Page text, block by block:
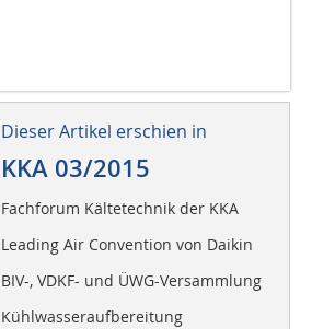
Dieser Artikel erschien in
KKA 03/2015
Fachforum Kältetechnik der KKA
Leading Air Convention von Daikin
BIV-, VDKF- und ÜWG-Versammlung
Kühlwasseraufbereitung